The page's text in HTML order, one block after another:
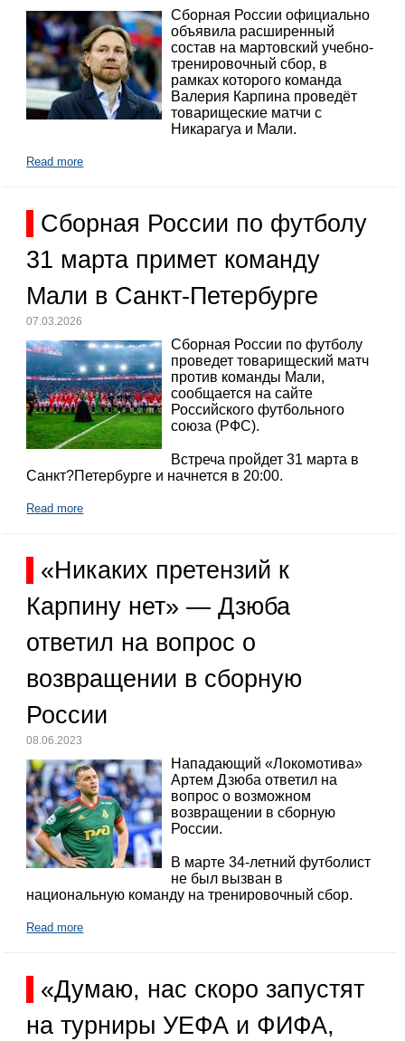
Сборная России официально
объявила расширенный
состав на мартовский учебно-
тренировочный сбор, в
рамках которого команда
Валерия Карпина проведёт
товарищеские матчи с
Никарагуа и Мали.
Read more
Сборная России по футболу
31 марта примет команду
Мали в Санкт-Петербурге
07.03.2026
Сборная России по футболу
проведет товарищеский матч
против команды Мали,
сообщается на сайте
Российского футбольного
союза (РФС).
Встреча пройдет 31 марта в
Санкт?Петербурге и начнется в 20:00.
Read more
«Никаких претензий к
Карпину нет» — Дзюба
ответил на вопрос о
возвращении в сборную
России
08.06.2023
Нападающий «Локомотива»
Артем Дзюба ответил на
вопрос о возможном
возвращении в сборную
России.
В марте 34-летний футболист
не был вызван в
национальную команду на тренировочный сбор.
Read more
«Думаю, нас скоро запустят
на турниры УЕФА и ФИФА,